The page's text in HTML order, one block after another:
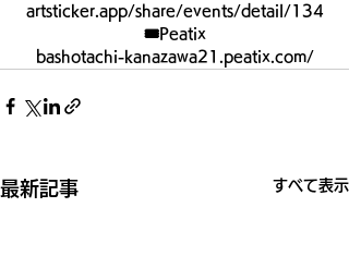
artsticker.app/share/events/detail/134
🎟Peatix
bashotachi-kanazawa21.peatix.com/
最新記事 すべて表示